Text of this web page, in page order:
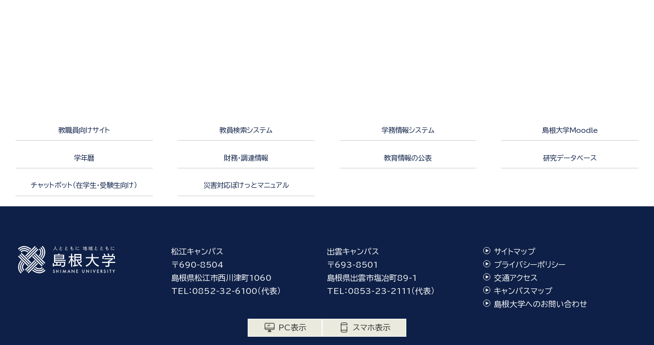
教職員向けサイト 教員検索システム 学務情報システム 島根大学Moodle
学年暦 財務・調達情報 教育情報の公表 研究データベース
チャットボット（在学生・受験生向け） 災害対応ぽけっとマニュアル
松江キャンパス
〒690-8504
島根県松江市西川津町1060
TEL：0852-32-6100（代表）
出雲キャンパス
〒693-8501
島根県出雲市塩冶町89-1
TEL：0853-23-2111（代表）
サイトマップ
プライバシーポリシー
交通アクセス
キャンパスマップ
島根大学へのお問い合わせ
PC表示 スマホ表示